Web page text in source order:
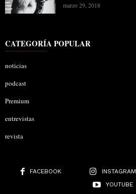
marzo 29, 2018
CATEGORÍA POPULAR
noticias
podcast
Premium
entrevistas
revista
FACEBOOK INSTAGRAM
YOUTUBE